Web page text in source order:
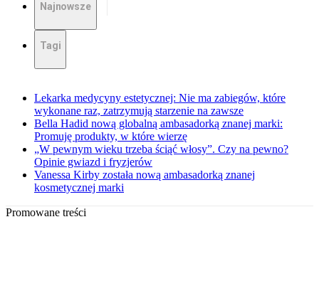
Najnowsze
Tagi
Lekarka medycyny estetycznej: Nie ma zabiegów, które
wykonane raz, zatrzymują starzenie na zawsze
Bella Hadid nową globalną ambasadorką znanej marki:
Promuję produkty, w które wierzę
„W pewnym wieku trzeba ściąć włosy”. Czy na pewno?
Opinie gwiazd i fryzjerów
Vanessa Kirby została nową ambasadorką znanej
kosmetycznej marki
Promowane treści